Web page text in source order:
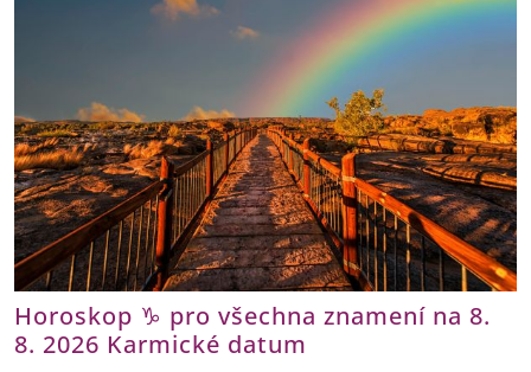
Horoskop ♑ pro všechna znamení na 8.
8. 2026 Karmické datum